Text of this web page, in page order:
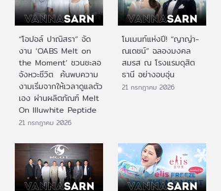
“โอปอล์ ปาณิสรา” จัด
งาน ‘OABS Melt on
the Moment’ ชวนชะลอ
จังหวะชีวิต ค้นพบความ
งามเริ่มจากให้เวลาดูแลตัว
เอง ผ่านผลิตภัณฑ์ Melt
On Illuwhite Peptide
21 กรกฎาคม 2026
โมเมนท์แห่งปี! “ญาญ่า-
ณเดชน์” ฉลองมงคล
สมรส ณ โรงแรมดุสิต
ธานี อย่างอบอุ่น
21 กรกฎาคม 2026